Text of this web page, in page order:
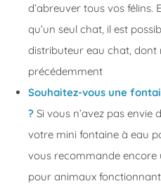
d’abreuver tous vos félins.
qu’un seul chat, il est
distributeur eau chat, dont
précédemment
Souhaitez-vous une
? Si vous n’avez pas
votre mini fontaine à eau
vous recommande encore
pour animaux